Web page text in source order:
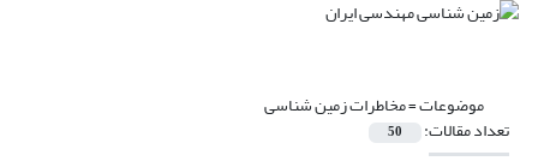
موضوعات =مخاطرات زمین شناسی
تعداد مقالات: 50